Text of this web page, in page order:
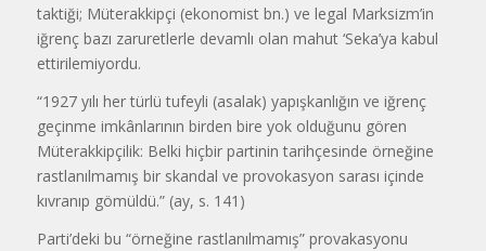
taktiği; Müterakkipçi (ekonomist bn.) ve legal Marksizm’in
iğrenç bazı zaruretlerle devamlı olan mahut ‘Seka’ya kabul
ettirilemiyordu.
“1927 yılı her türlü tufeyli (asalak) yapışkanlığın ve iğrenç
geçinme imkânlarının birden bire yok olduğunu gören
Müterakkipçilik: Belki hiçbir partinin tarihçesinde örneğine
rastlanılmamış bir skandal ve provokasyon sarası içinde
kıvranıp gömüldü.” (ay, s. 141)
Parti’deki bu “örneğine rastlanılmamış” provakasyonu